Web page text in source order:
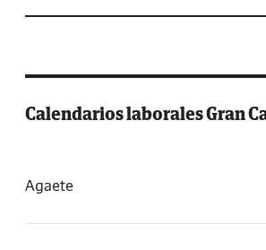
Calendarios laborales Gran
Agaete